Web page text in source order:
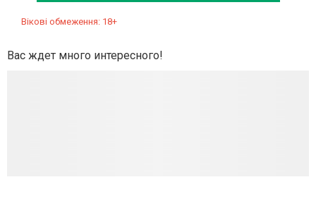
Вікові обмеження: 18+
Вас ждет много интересного!